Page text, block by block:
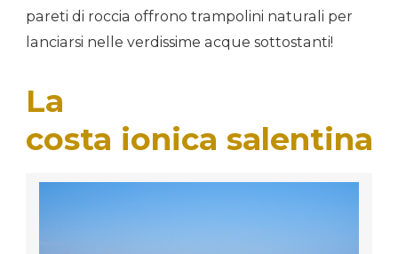
pareti di roccia offrono trampolini naturali per
lanciarsi nelle verdissime acque sottostanti!
La
costa ionica salentina